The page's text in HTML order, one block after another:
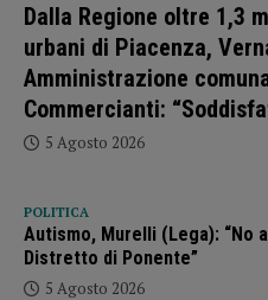
Dalla Regione oltre 1,3
urbani di Piacenza,
Amministrazione
Commercianti:
5 Agosto 2026
POLITICA
Autismo, Murelli (Lega): “No
Distretto di Ponente”
5 Agosto 2026